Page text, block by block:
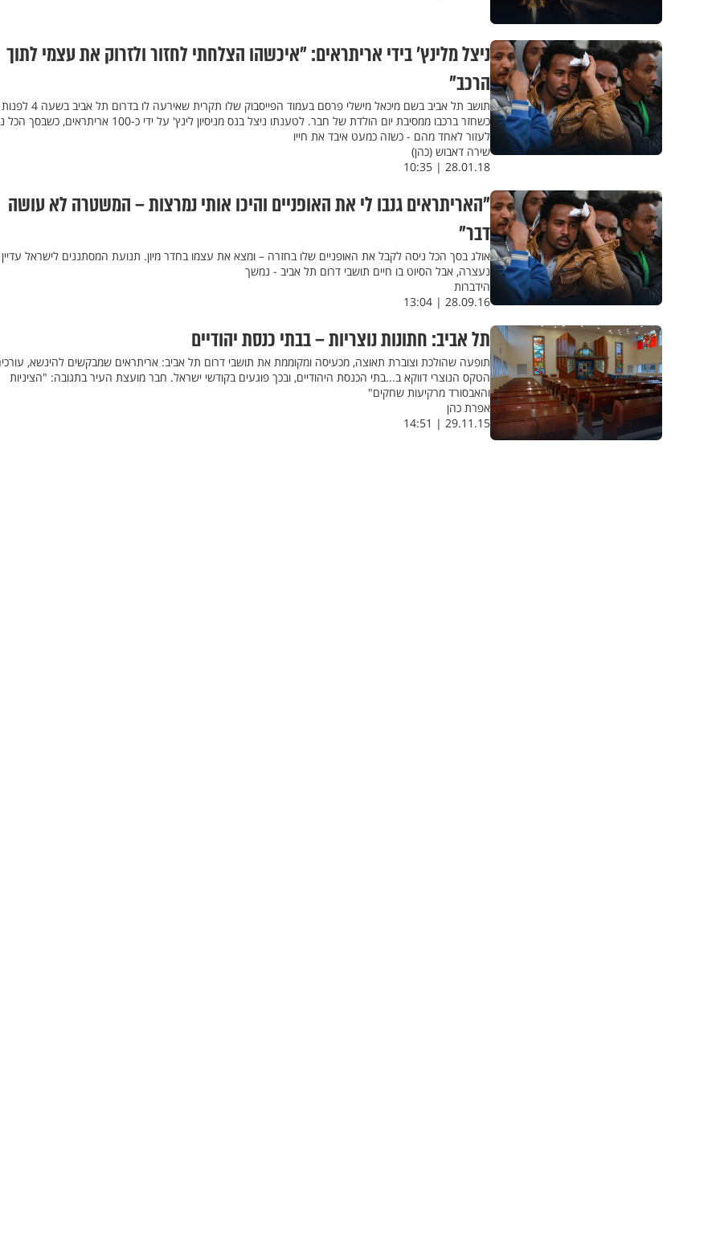
ניצל מלינץ’ בידי אריתראים: "איכשהו הצלחתי לחזור ולזרוק את עצמי לתוך
הרכב"
תושב תל אביב בשם מיכאל מישלי פרסם בעמוד הפייסבוק
כשחזר ברכבו ממסיבת יום הולדת של חבר. לטענתו ניצל בנס מניסיון לינץ' על ידי כ-100 אריתראים,
לעזור לאחד מהם - כשזה כמעט איבד את חייו
שירה דאבוש (כהן)
28.01.18 | 10:35
"האריתראים גנבו לי את האופניים והיכו אותי נמרצות – המשטרה לא עושה
דבר"
אולג בסך הכל ניסה לקבל את האופניים שלו בחזרה – ומצא את עצמו בחדר מיון. תנועת המסתננים לישראל עדיין
נעצרה, אבל הסיוט בו חיים תושבי דרום תל אביב - נמשך
הידברות
28.09.16 | 13:04
תל אביב: חתונות נוצריות – בבתי כנסת יהודיים
תופעה שהולכת וצוברת תאוצה, מכעיסה ומקוממת את תושבי דרום תל אביב: אריתראים שמבקשים להינשא,
הטקס הנוצרי דווקא ב...בתי הכנסת היהודיים, ובכך פוגעים בקודשי ישראל. חבר מועצת העיר בתגובה: "הציניות
והאבסורד מרקיעות שחקים"
אפרת כהן
29.11.15 | 14:51